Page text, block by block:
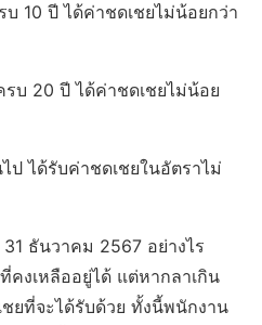
10 ปี ได้ค่าชดเชยไม่น้อยกว่า
บ 20 ปี ได้ค่าชดเชยไม่น้อย
ป ได้รับค่าชดเชยในอัตราไม่
ธันวาคม 2567 อย่างไร
งเหลืออยู่ได้ แต่หากลาเกิน
ยที่จะได้รับด้วย ทั้งนี้พนักงาน